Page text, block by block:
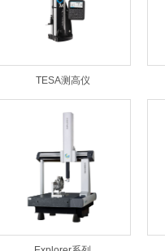
TESA测高仪